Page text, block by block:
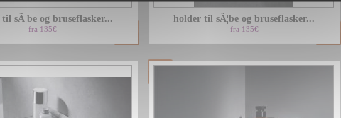
sÃ¦be og bruseflasker...
fra 135€
holder til sÃ¦be og bruseflasker...
fra 135€